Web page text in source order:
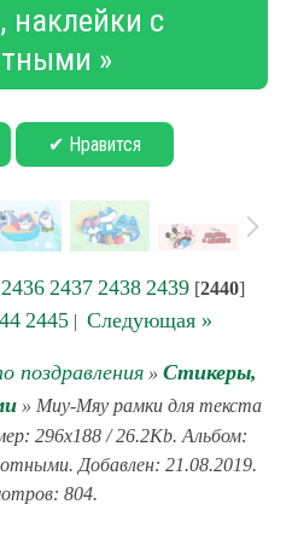
наклейки с
»
✔ Нравится
2436 2437 2438 2439 [2440]
2445| Следующая »
поздравления » Стикеры,
» Миу-Мяу рамки для текста
296x188 / 26.2Kb. Альбом:
Добавлен: 21.08.2019.
804.